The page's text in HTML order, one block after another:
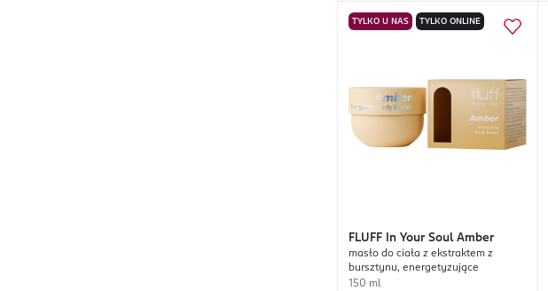
TYLKO U NAS TYLKO ONLINE
FLUFF In Your Soul Amber
masło do ciała z ekstraktem z
bursztynu, energetyzujące
150 ml